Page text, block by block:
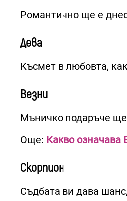
Романтично ще е
Дева
Късмет в любовта,
Везни
Мъничко подаръче
Още: Какво означава
Скорпион
Съдбата ви дава